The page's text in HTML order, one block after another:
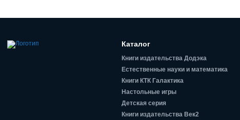
Каталог
Книги издательства Додэка
Естественные науки и математика
Книги КТК Галактика
Настольные игры
Детская серия
Книги издательства Век2